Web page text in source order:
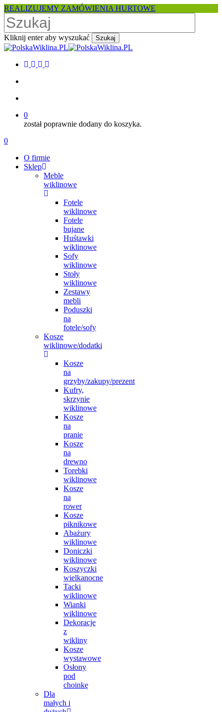
Skip
to
main
content
REALIZUJEMY ZAMÓWIENIA HURTOWE
Kliknij enter aby wyszukać Szukaj
Close
facebook
pinterest
youtube
instagram
0
został poprawnie dodany do koszyka.
Menu
search
account
0
O firmie
Sklep
Meble
wiklinowe
Fotele
wiklinowe
Fotele
bujane
Huśtawki
wiklinowe
Sofy
wiklinowe
Stoły
wiklinowe
Zestawy
mebli
Poduszki
na
fotele/sofy
Kosze
wiklinowe/dodatki
Kosze
na
grzyby/zakupy/prezent
Kufry,
skrzynie
wiklinowe
Kosze
na
pranie
Kosze
na
drewno
Torebki
wiklinowe
Kosze
na
rower
Kosze
piknikowe
Abażury
wiklinowe
Doniczki
wiklinowe
Koszyczki
wielkanocne
Tacki
wiklinowe
Wianki
wiklinowe
Dekoracje
z
wikliny
Kosze
wystawowe
Osłony
pod
choinkę
Dla
małych i